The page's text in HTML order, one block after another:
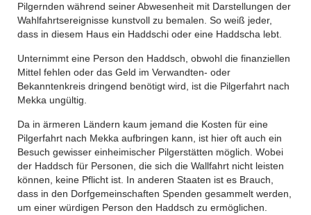
Pilgernden während seiner Abwesenheit mit Darstellungen der
Wahlfahrtsereignisse kunstvoll zu bemalen. So weiß jeder,
dass in diesem Haus ein Haddschi oder eine Haddscha lebt.
Unternimmt eine Person den Haddsch, obwohl die finanziellen
Mittel fehlen oder das Geld im Verwandten- oder
Bekanntenkreis dringend benötigt wird, ist die Pilgerfahrt nach
Mekka ungültig.
Da in ärmeren Ländern kaum jemand die Kosten für eine
Pilgerfahrt nach Mekka aufbringen kann, ist hier oft auch ein
Besuch gewisser einheimischer Pilgerstätten möglich. Wobei
der Haddsch für Personen, die sich die Wallfahrt nicht leisten
können, keine Pflicht ist. In anderen Staaten ist es Brauch,
dass in den Dorfgemeinschaften Spenden gesammelt werden,
um einer würdigen Person den Haddsch zu ermöglichen.